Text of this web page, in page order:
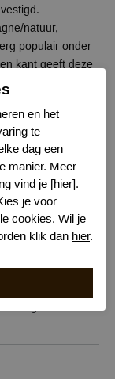
natuur,
populair onder
kant geeft deze
en het
te
dag een
manier. Meer
vind je [hier].
je voor
cookies. Wil je
klik dan hier.